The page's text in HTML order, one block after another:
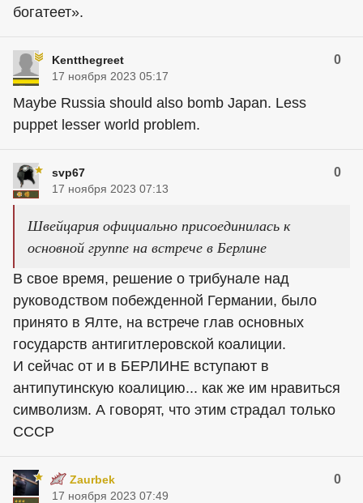
богатеет».
Kentthegreet 0
17 ноября 2023 05:17
Maybe Russia should also bomb Japan. Less
puppet lesser world problem.
svp67 0
17 ноября 2023 07:13
Швейцария официально присоединилась к
основной группе на встрече в Берлине
В свое время, решение о трибунале над
руководством побежденной Германии, было
принято в Ялте, на встрече глав основных
государств антигитлеровской коалиции.
И сейчас от и в БЕРЛИНЕ вступают в
антипутинскую коалицию... как же им нравиться
символизм. А говорят, что этим страдал только
СССР
Zaurbek 0
17 ноября 2023 07:49